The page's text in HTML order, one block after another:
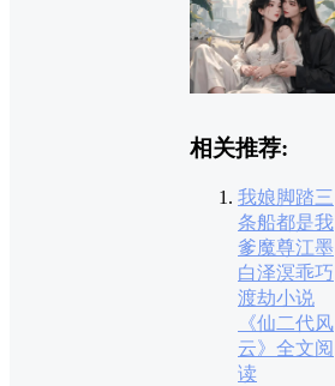
相关推荐:
我娘脚踏三
条船都是我
爹魔尊江墨
白泽溟乖巧
渡劫小说
《仙二代风
云》全文阅
读